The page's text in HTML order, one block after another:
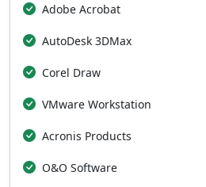
Adobe Acrobat
AutoDesk 3DMax
Corel Draw
VMware Workstation
Acronis Products
O&O Software